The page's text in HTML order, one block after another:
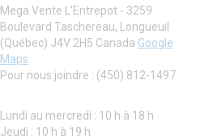
Mega Vente L'Entrepot - 3259
Boulevard Taschereau, Longueuil
(Québec) J4V 2H5 Canada Google
Maps
Pour nous joindre : (450) 812-1497
Lundi au mercredi : 10 h à 18 h
Jeudi : 10 h à 19 h